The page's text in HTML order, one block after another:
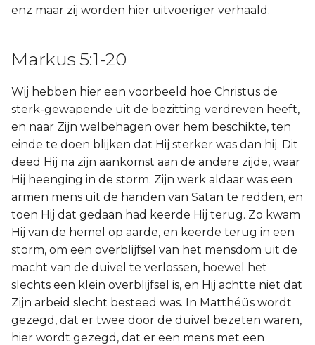
enz maar zij worden hier uitvoeriger verhaald.
Markus 5:1-20
Wij hebben hier een voorbeeld hoe Christus de
sterk-gewapende uit de bezitting verdreven heeft,
en naar Zijn welbehagen over hem beschikte, ten
einde te doen blijken dat Hij sterker was dan hij. Dit
deed Hij na zijn aankomst aan de andere zijde, waar
Hij heenging in de storm. Zijn werk aldaar was een
armen mens uit de handen van Satan te redden, en
toen Hij dat gedaan had keerde Hij terug. Zo kwam
Hij van de hemel op aarde, en keerde terug in een
storm, om een overblijfsel van het mensdom uit de
macht van de duivel te verlossen, hoewel het
slechts een klein overblijfsel is, en Hij achtte niet dat
Zijn arbeid slecht besteed was. In Matthéüs wordt
gezegd, dat er twee door de duivel bezeten waren,
hier wordt gezegd, dat er een mens met een